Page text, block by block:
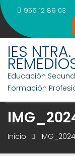
Saltar
al
contenido
956 12 89 03
IES
Educación
Formación
Inicio